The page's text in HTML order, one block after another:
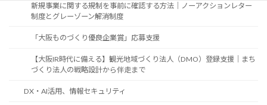
新規事業に関する規制を事前に確認する方法｜ノーアクションレター
制度とグレーゾーン解消制度
「大阪ものづくり優良企業賞」応募支援
【大阪IR時代に備える】観光地域づくり法人（DMO）登録支援｜まち
づくり法人の戦略設計から伴走まで
DX・AI活用、情報セキュリティ